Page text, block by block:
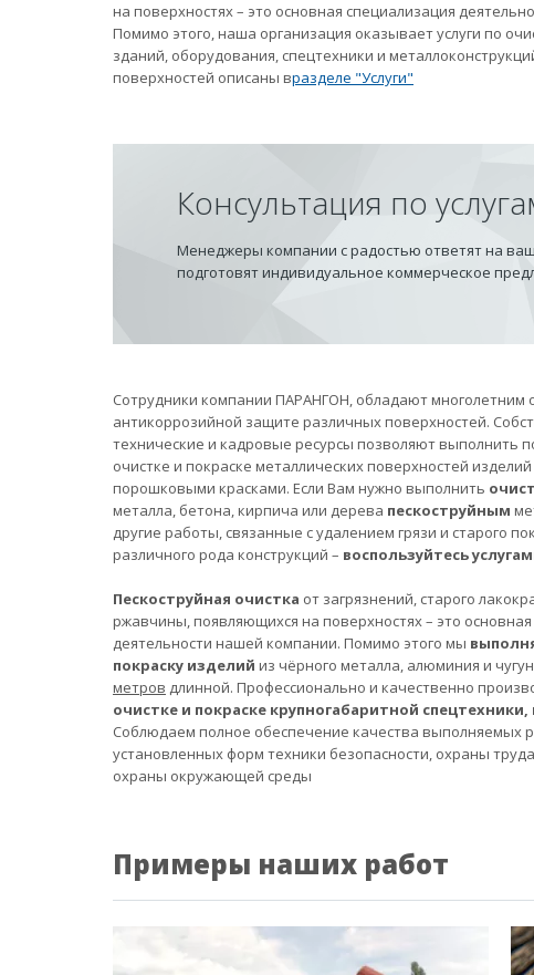
на поверхностях – это основная специализация
Помимо этого, наша организация оказывает услуги по
зданий, оборудования, спецтехники и
поверхностей описаны вразделе "Услуги"
Консультация по
Менеджеры компании с радостью ответят на
подготовят индивидуальное коммерческое
Сотрудники компании ПАРАНГОН, обладают многолетним
антикоррозийной защите различных поверхностей.
технические и кадровые ресурсы позволяют выполнить
очистке и покраске металлических поверхностей
порошковыми красками. Если Вам нужно выполнить
металла, бетона, кирпича или дерева пескоструйным
другие работы, связанные с удалением грязи и старого
различного рода конструкций – воспользуйтесь
Пескоструйная очистка от загрязнений, старого
ржавчины, появляющихся на поверхностях – это
деятельности нашей компании. Помимо этого мы
покраску изделий из чёрного металла, алюминия и
метров длинной. Профессионально и качественно
очистке и покраске крупногабаритной
Соблюдаем полное обеспечение качества выполняемых
установленных форм техники безопасности, охраны
охраны окружающей среды
Примеры наших работ